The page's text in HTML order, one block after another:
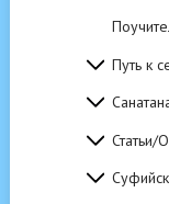
Путь к
Статьи/